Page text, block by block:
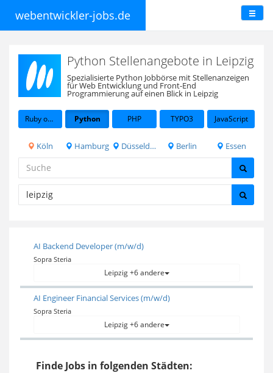
webentwickler-jobs.de
Python Stellenangebote in Leipzig
Spezialisierte Python Jobbörse mit Stellenanzeigen
für Web Entwicklung und Front-End
Programmierung auf einen Blick in Leipzig
Ruby on Rails Python PHP TYPO3 JavaScript
Köln Hamburg Düsseldorf Berlin Essen
AI Backend Developer (m/w/d)
Sopra Steria
Leipzig +6 andere
AI Engineer Financial Services (m/w/d)
Sopra Steria
Leipzig +6 andere
Finde Jobs in folgenden Städten: